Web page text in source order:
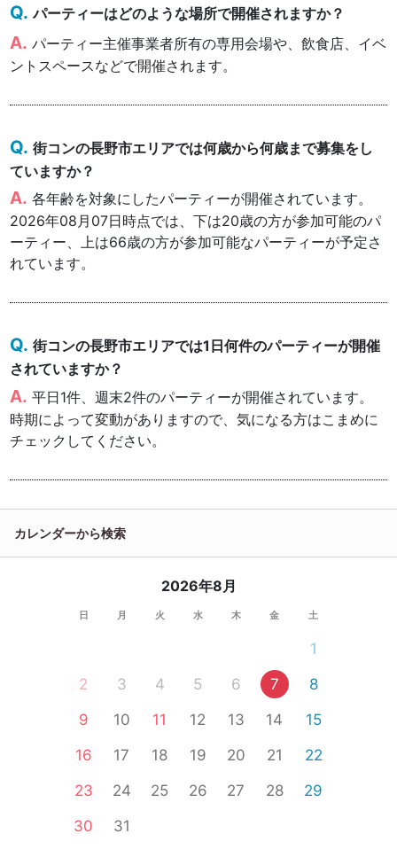
パーティーはどのような場所で開催されますか？
パーティー主催事業者所有の専用会場や、飲食店、イベ
ントスペースなどで開催されます。
街コンの長野市エリアでは何歳から何歳まで募集をし
ていますか？
各年齢を対象にしたパーティーが開催されています。
2026年08月07日時点では、下は20歳の方が参加可能のパ
ーティー、上は66歳の方が参加可能なパーティーが予定さ
れています。
街コンの長野市エリアでは1日何件のパーティーが開催
されていますか？
平日1件、週末2件のパーティーが開催されています。
時期によって変動がありますので、気になる方はこまめに
チェックしてください。
カレンダーから検索
2026年8月
日 月 火 水 木 金 土
1
2
3 4 5 6 7
8
9
10 11 12 13 14
15
16
17 18 19 20 21
22
23
24 25 26 27 28
29
30
31